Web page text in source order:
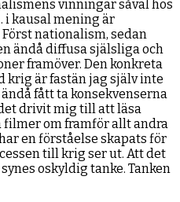
vinningar såväl hos
i kausal mening är
nationalism, sedan
ändå diffusa själsliga och
framöver. Den konkreta
krig är fastän jag själv inte
fått ta konsekvenserna
drivit mig till att läsa
filmer om framför allt andra
en förståelse skapats för
till krig ser ut. Att det
oskyldig tanke. Tanken